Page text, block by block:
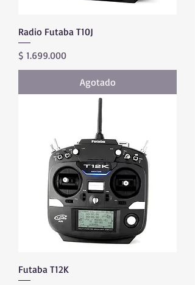
Radio Futaba T10J
Precio
$ 1.699.000
Agotado
Futaba T12K